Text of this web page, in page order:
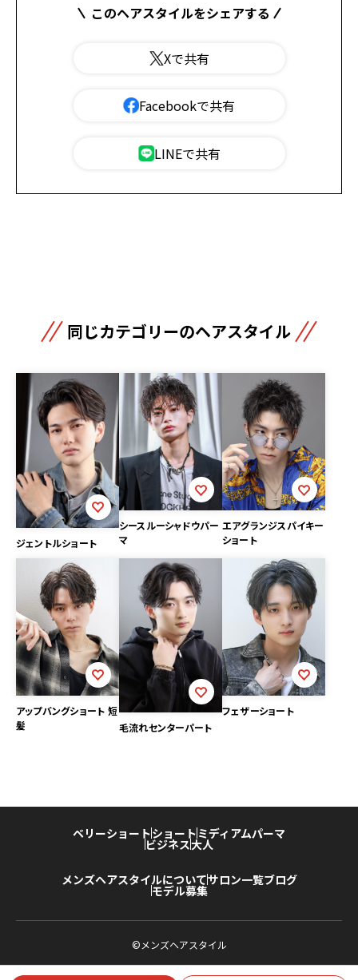
このヘアスタイルをシェアする
Xで共有
Facebookで共有
LINEで共有
同じカテゴリーのヘアスタイル
ジェントルショート
シースルーシャドウパー
マ
エアグランジスパイキー
ショート
アップバングショート 短
髪
毛流れセンターパート
フェザーショート
ベリーショートショート ミディアムパーマ
ビジネス大人
メンズヘアスタイルについてサロン一覧ブログ
モデル募集
©メンズヘアスタイル